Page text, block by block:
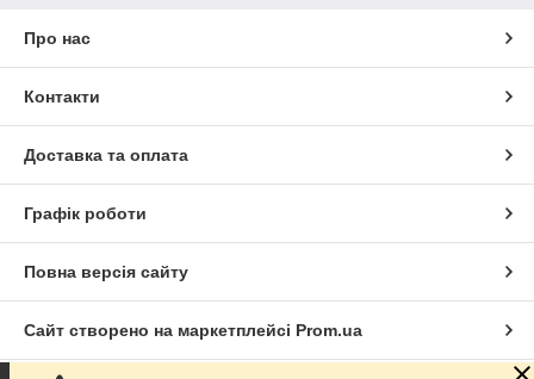
Про нас
Контакти
Доставка та оплата
Графік роботи
Повна версія сайту
Сайт створено на маркетплейсі Prom.ua